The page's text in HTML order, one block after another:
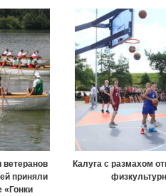
ветеранов
приняли
«Гонки
Калуга с размахом